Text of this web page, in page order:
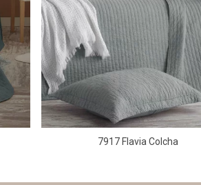
7917 Flavia Colcha